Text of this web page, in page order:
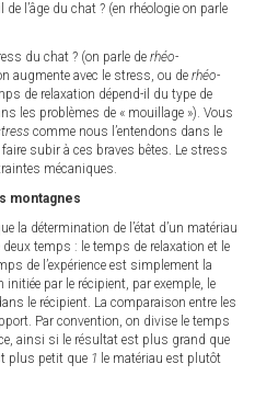
l’âge du chat ? (en rhéologie on parle
du chat ? (on parle de rhéo-
augmente avec le stress, ou de rhéo-
de relaxation dépend-il du type de
les problèmes de « mouillage »). Vous
comme nous l’entendons dans le
subir à ces braves bêtes. Le stress
mécaniques.
montagnes
la détermination de l’état d’un matériau
temps : le temps de relaxation et le
de l’expérience est simplement la
par le récipient, par exemple, le
le récipient. La comparaison entre les
Par convention, on divise le temps
ainsi si le résultat est plus grand que
plus petit que 1 le matériau est plutôt